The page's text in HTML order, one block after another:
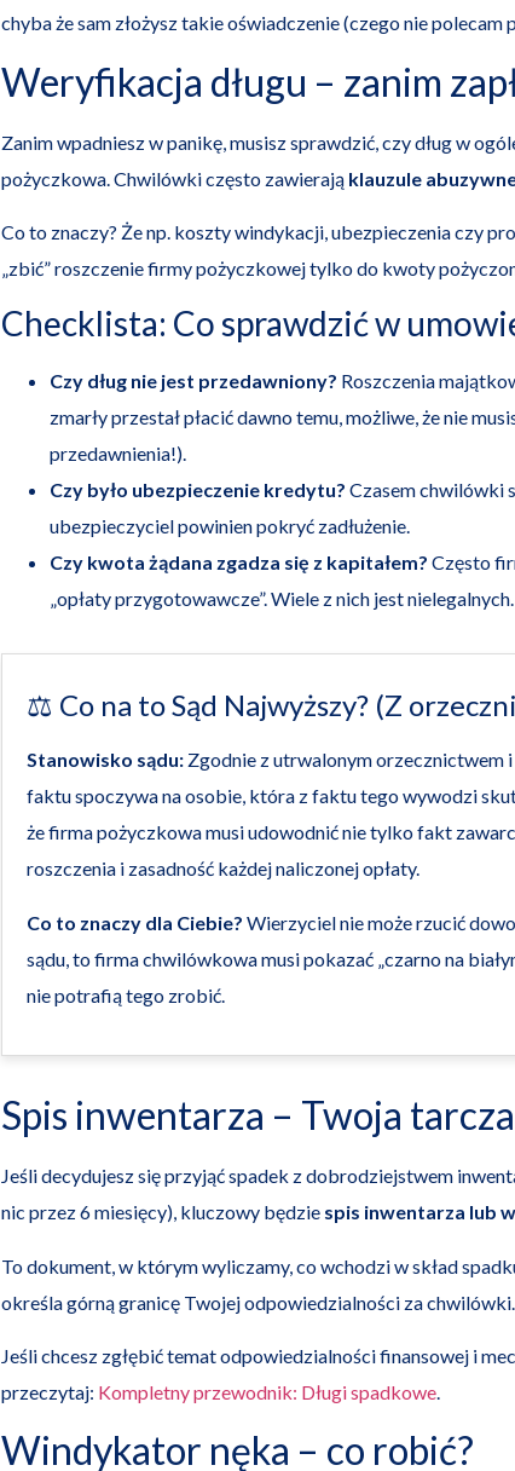
chyba że sam złożysz takie oświadczenie (czego nie polecam
Weryfikacja długu – zanim
Zanim wpadniesz w panikę, musisz sprawdzić, czy dług w
pożyczkowa. Chwilówki często zawierają klauzule
Co to znaczy? Że np. koszty windykacji, ubezpieczenia czy
„zbić” roszczenie firmy pożyczkowej tylko do kwoty
Checklista: Co sprawdzić w
Czy dług nie jest przedawniony? Roszczenia
zmarły przestał płacić dawno temu, możliwe, że nie
przedawnienia!).
Czy było ubezpieczenie kredytu? Czasem chwilówki
ubezpieczyciel powinien pokryć zadłużenie.
Czy kwota żądana zgadza się z kapitałem? Często
„opłaty przygotowawcze”. Wiele z nich jest nielegalnych.
⚖️ Co na to Sąd Najwyższy? (Z
Stanowisko sądu:Zgodnie z utrwalonym orzecznictwem
faktu spoczywa na osobie, która z faktu tego wywodzi
że firma pożyczkowa musi udowodnić nie tylko fakt
roszczenia i zasadność każdej naliczonej opłaty.
Co to znaczy dla Ciebie? Wierzyciel nie może rzucić
sądu, to firma chwilówkowa musi pokazać „czarno na
nie potrafią tego zrobić.
Spis inwentarza – Twoja tarcza
Jeśli decydujesz się przyjąć spadek z dobrodziejstwem
nic przez 6 miesięcy), kluczowy będzie spis inwentarza lub
To dokument, w którym wyliczamy, co wchodzi w skład
określa górną granicę Twojej odpowiedzialności za chwilówki.
Jeśli chcesz zgłębić temat odpowiedzialności finansowej i
przeczytaj: Kompletny przewodnik: Długi spadkowe.
Windykator nęka – co robić?